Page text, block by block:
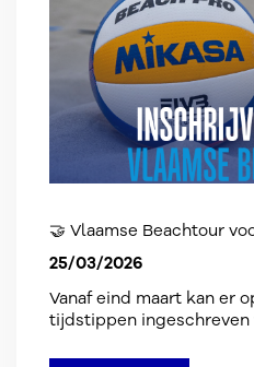
🤝 Vlaamse Beachtour
25/03/2026
Vanaf eind maart kan er
tijdstippen ingeschreven